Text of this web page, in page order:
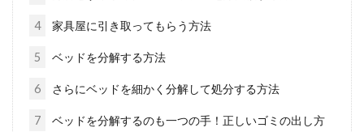
インバーター蛍光灯とは？
本来の蛍光灯は、明るさの調節が出来ないとさ
の技術に...
4 家具屋に引き取ってもらう方法
5 ベッドを分解する方法
6 さらにベッドを細かく分解して処分する方法
7
ベッドを分解するのも一つの手！正しいゴミの出し方